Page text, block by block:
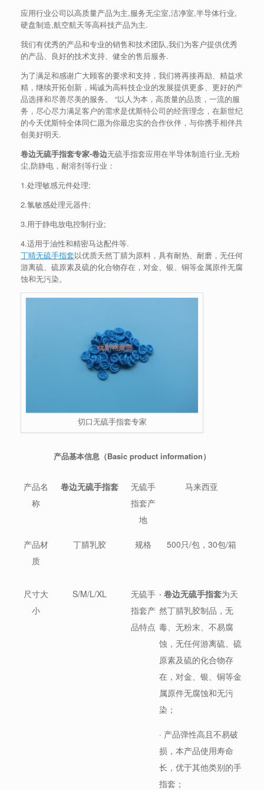
应用行业公司以高质量产品为主,服务无尘室,洁净室,半导体行业,
硬盘制造,航空航天等高科技产品为主.
我们有优秀的产品和专业的销售和技术团队,我们为客户提供优秀
的产品、良好的技术支持、健全的售后服务.
为了满足和感谢广大顾客的要求和支持，我们将再接再励、精益求
精，继续开拓创新，竭诚为高科技企业的发展提供更多、更好的产
品选择和尽善尽美的服务。 “以人为本，高质量的品质，一流的服
务，尽心尽力满足客户的需求是优斯特公司的经营理念，在新世纪
的今天优斯特全体同仁愿为你最忠实的合作伙伴，与你携手相伴共
创美好明天.
卷边无硫手指套专家-卷边无硫手指套应用在半导体制造行业,无粉
尘,防静电，耐溶剂等行业：
1.处理敏感元件处理;
2.氯敏感处理元器件;
3.用于静电放电控制行业;
4.适用于油性和精密马达配件等.
丁晴无硫手指套以优质天然丁腈为原料，具有耐热、耐磨，无任何
游离硫、硫原素及硫的化合物存在，对金、银、铜等金属原件无腐
蚀和无污染。
切口无硫手指套专家
产品基本信息（Basic product information）
产品名
称
卷边无硫手指套
无硫手
指套产
地
马来西亚
产品材
质
丁腈乳胶 规格 500只/包，30包/箱
尺寸大
小
S/M/L/XL
无硫手
指套产
品特点
· 卷边无硫手指套为天
然丁腈乳胶制品，无
毒、无粉末、不易腐
蚀，无任何游离硫、硫
原素及硫的化合物存
在，对金、银、铜等金
属原件无腐蚀和无污
染；
· 产品弹性高且不易破
损，本产品使用寿命
长，优于其他类别的手
指套；